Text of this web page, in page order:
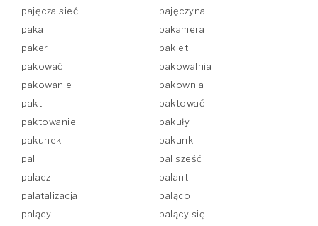
pajęcza sieć
pajęczyna
paka
pakamera
paker
pakiet
pakować
pakowalnia
pakowanie
pakownia
pakt
paktować
paktowanie
pakuły
pakunek
pakunki
pal
pal sześć
palacz
palant
palatalizacja
paląco
palący
palący się